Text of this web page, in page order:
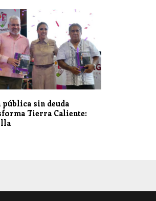
pública sin deuda
Tierra Caliente: